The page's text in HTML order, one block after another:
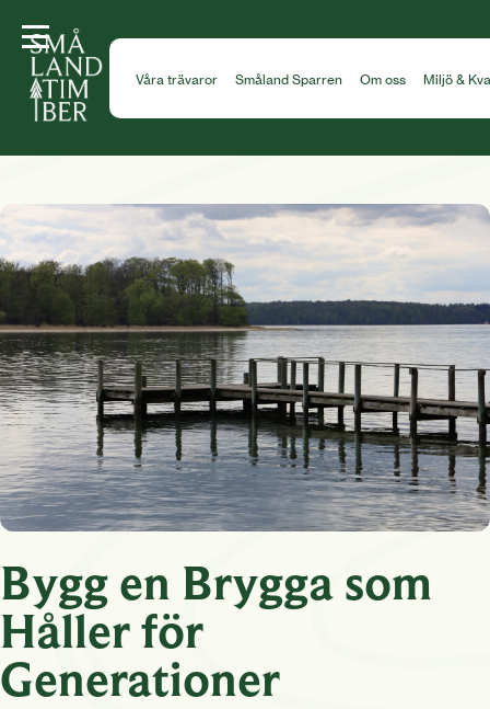
Våra trävaror Småland Sparren Om oss Miljö &
Kunder / Bryggägare
Bryggägare
Bygg en Brygga som
Håller för
Generationer